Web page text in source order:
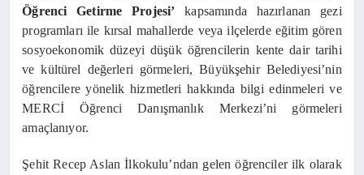
Öğrenci Getirme Projesi’ kapsamında hazırlanan gezi
programları ile kırsal mahallerde veya ilçelerde eğitim gören
sosyoekonomik düzeyi düşük öğrencilerin kente dair tarihi
ve kültürel değerleri görmeleri, Büyükşehir Belediyesi’nin
öğrencilere yönelik hizmetleri hakkında bilgi edinmeleri ve
MERCİ Öğrenci Danışmanlık Merkezi’ni görmeleri
amaçlanıyor.
Şehit Recep Aslan İlkokulu’ndan gelen öğrenciler ilk olarak